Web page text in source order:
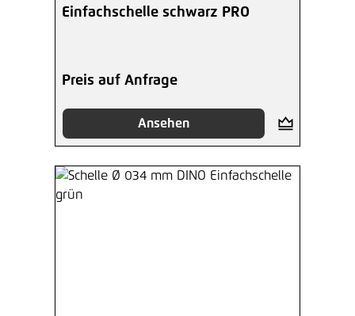
Einfachschelle schwarz PRO
Preis auf Anfrage
Ansehen